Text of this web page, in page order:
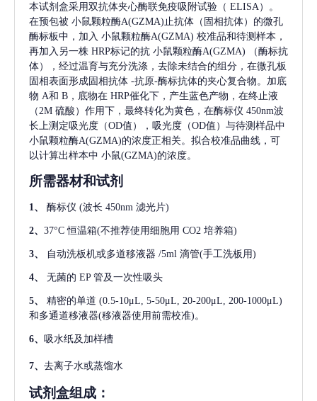
本试剂盒采用双抗体夹心酶联免疫吸附试验（ ELISA）。
在预包被 小鼠颗粒酶A(GZMA) 止抗体（固相抗体）的微孔
酶标板中，加入 小鼠颗粒酶A(GZMA) 校准品和待测样本，
再加入另一株 HRP标记的抗 小鼠颗粒酶A(GZMA)
（酶标抗
体），经过温育与充分洗涤，去除未结合的组分，在微孔板
固相表面形成固相抗体 -抗原-酶标抗体的夹心复合物。加底
物 A和 B，底物在 HRP催化下，产生蓝色产物，在终止液
（2M 硫酸）作用下，最终转化为黄色，在酶标仪 450nm波
长上测定吸光度（OD值），吸光度（OD值）与待测样品中
小鼠颗粒酶A(GZMA)的浓度正相关。拟合校准品曲线，可
以计算出样本中 小鼠(GZMA)的浓度。
所需器材和试剂
1、 酶标仪 (波长 450nm 滤光片)
2、 37°C 恒温箱(不推荐使用细胞用 CO2 培养箱)
3、 自动洗板机或多道移液器 /5ml 滴管(手工洗板用)
4、 无菌的 EP 管及一次性吸头
5、 精密的单道 (0.5-10μL, 5-50μL, 20-200μL, 200-1000μL)
和多通道移液器(移液器使用前需校准)。
6、 吸水纸及加样槽
7、 去离子水或蒸馏水
试剂盒组成：